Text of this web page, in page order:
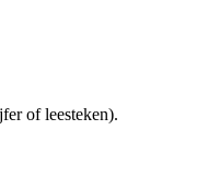
of leesteken).